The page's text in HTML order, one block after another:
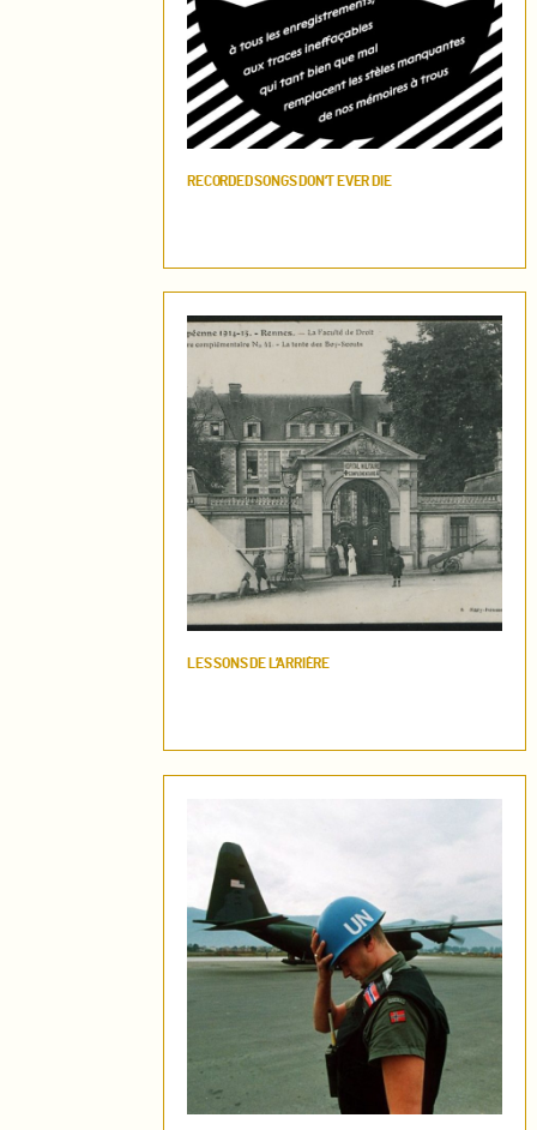
RECORDED SONGS DON’T EVER DIE
LES SONS DE L’ARRIÈRE